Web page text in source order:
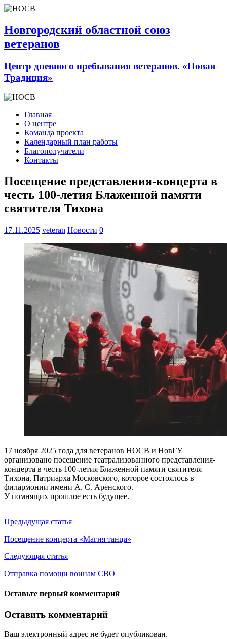
Новгородский областной союз
ветеранов
Центр дневного пребывания ветеранов. «Новая
Традиция»
Главная
О центре
Команда проекта
Календарный план работы
Благополучатели
Контакты
Посещение представления-концерта в
честь 100-летия Блаженной памяти
святителя Тихона
17.11.2025 veteran Новости 0
17 ноября 2025 года для ветеранов НОСВ и НовГУ
организовано посещение театрализованного представления-
концерта в честь 100-летия Блаженной памяти святителя
Тихона, Патриарха Московского, которое состоялось в
филармонии имени А. С. Аренского.
У помнящих прошлое есть будущее.
Предыдущая статья
Посещение концерта «Магия танца»
Следующая статья
Отправка помощи воинам СВО
Оставьте первый комментарий
Оставить комментарий
Ваш электронный адрес не будет опубликован.